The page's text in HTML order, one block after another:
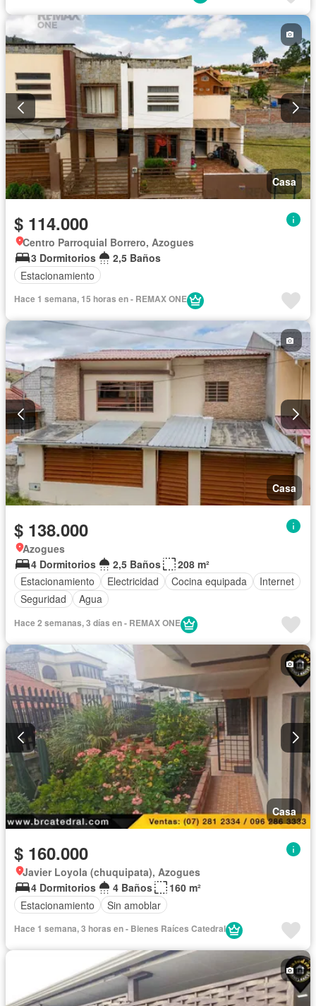
Casa
$ 114.000
Centro Parroquial Borrero, Azogues
3 Dormitorios
2,5 Baños
Estacionamiento
Hace 1 semana, 15 horas en - REMAX ONE
Casa
$ 138.000
Azogues
4 Dormitorios
2,5 Baños
208 m²
Estacionamiento
Electricidad Cocina equipada
Internet
Seguridad
Agua
Hace 2 semanas, 3 días en - REMAX ONE
Casa
$ 160.000
Javier Loyola (chuquipata), Azogues
4 Dormitorios
4 Baños
160 m²
Estacionamiento
Sin amoblar
Hace 1 semana, 3 horas en - Bienes Raíces Catedral